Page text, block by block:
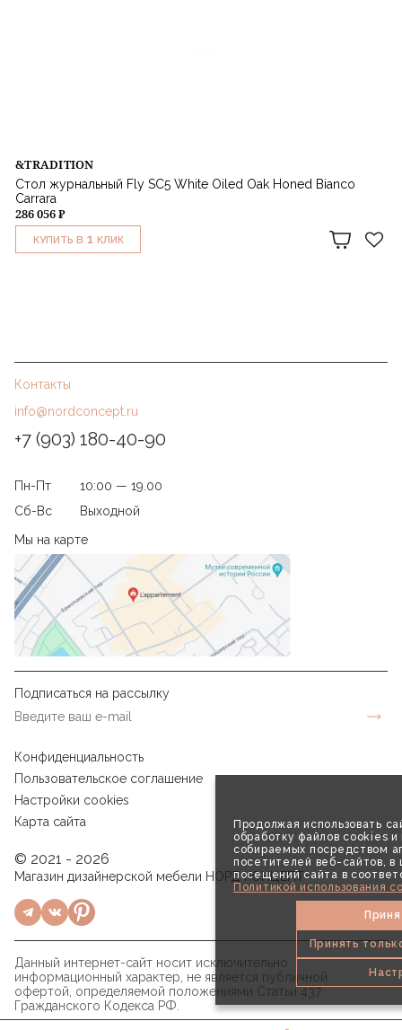
Продолжая использовать
обработку файлов cookies и
собираемых посредством
посетителей веб-сайтов, в
посещений сайта в
Политикой использования
Принять
&TRADITION
Стол журнальный Fly SC5 White Oiled Oak Honed Bianco
Carrara
286 056 ₽
КУПИТЬ В 1 КЛИК
Контакты
info@nordconcept.ru
+7 (903) 180-40-90
Пн-Пт
10:00 — 19.00
Сб-Вс
Выходной
Мы на карте
Подписаться на рассылку
Конфиденциальность
Пользовательское соглашение
Настройки cookies
Карта сайта
© 2021 - 2026
Магазин дизайнерской мебели НОРД КОНЦЕПТ
Данный интернет-сайт носит исключительно
информационный характер, не является публичной
офертой, определяемой положениями Статьи 437
Гражданского Кодекса РФ.